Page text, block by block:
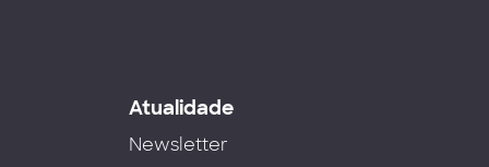
Atualidade
Newsletter